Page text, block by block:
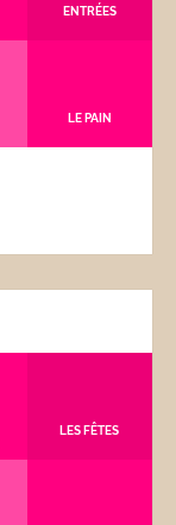
ENTRÉES
LE PAIN
LES FÊTES